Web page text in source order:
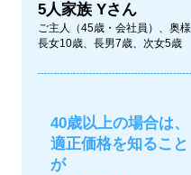
5人家族 Yさん
ご主人（45歳・会社員）、奥
長女10歳、長男7歳、次女5歳
40歳以上の場合は、
適正価格を知ること
が